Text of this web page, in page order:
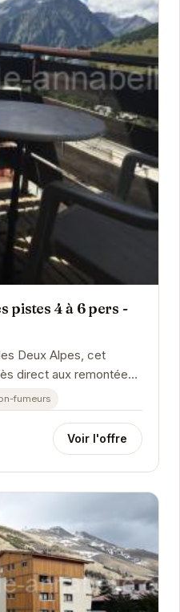
pistes 4 à 6 pers -
Deux Alpes, cet
direct aux remontées
ski. Avec une
fumeurs
Voir l'offre